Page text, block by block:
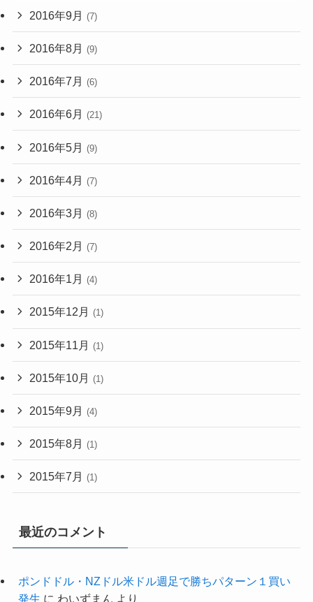
2016年9月 (7)
2016年8月 (9)
2016年7月 (6)
2016年6月 (21)
2016年5月 (9)
2016年4月 (7)
2016年3月 (8)
2016年2月 (7)
2016年1月 (4)
2015年12月 (1)
2015年11月 (1)
2015年10月 (1)
2015年9月 (4)
2015年8月 (1)
2015年7月 (1)
最近のコメント
ポンドドル・NZドル米ドル週足で勝ちパターン１買い
発生 に わいずまん より